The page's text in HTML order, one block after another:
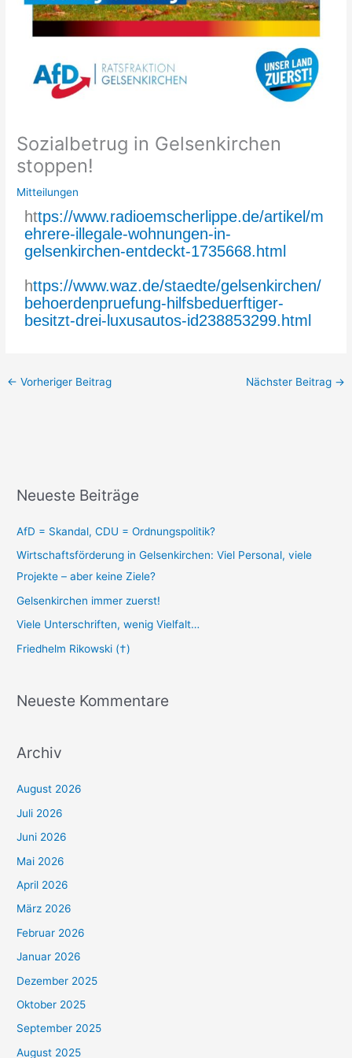
Sozialbetrug in Gelsenkirchen
stoppen!
Mitteilungen
https://www.radioemscherlippe.de/artikel/m
ehrere-illegale-wohnungen-in-
gelsenkirchen-entdeckt-1735668.html
https://www.waz.de/staedte/gelsenkirchen/
behoerdenpruefung-hilfsbeduerftiger-
besitzt-drei-luxusautos-id238853299.html
← Vorheriger Beitrag Nächster Beitrag →
Neueste Beiträge
AfD = Skandal, CDU = Ordnungspolitik?
Wirtschaftsförderung in Gelsenkirchen: Viel Personal, viele
Projekte – aber keine Ziele?
Gelsenkirchen immer zuerst!
Viele Unterschriften, wenig Vielfalt…
Friedhelm Rikowski (†)
Neueste Kommentare
Archiv
August 2026
Juli 2026
Juni 2026
Mai 2026
April 2026
März 2026
Februar 2026
Januar 2026
Dezember 2025
Oktober 2025
September 2025
August 2025